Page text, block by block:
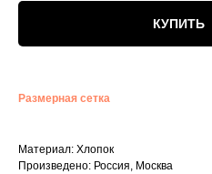
КУПИТЬ
Размерная сетка
Материал: Хлопок
Произведено: Россия, Москва